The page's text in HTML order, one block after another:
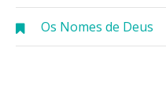
Os Nomes de Deus